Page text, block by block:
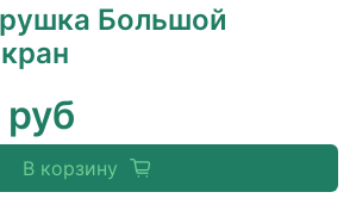
Большой
В корзину